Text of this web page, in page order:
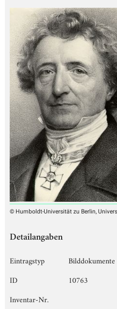
© Humboldt-Universität zu Berlin,
Detailangaben
Eintragstyp
Bilddokumente
ID
10763
Inventar-Nr.